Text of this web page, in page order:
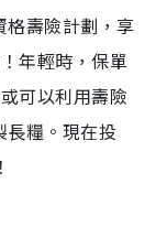
格壽險計劃，享
年輕時，保單
可以利用壽險
長糧。現在投